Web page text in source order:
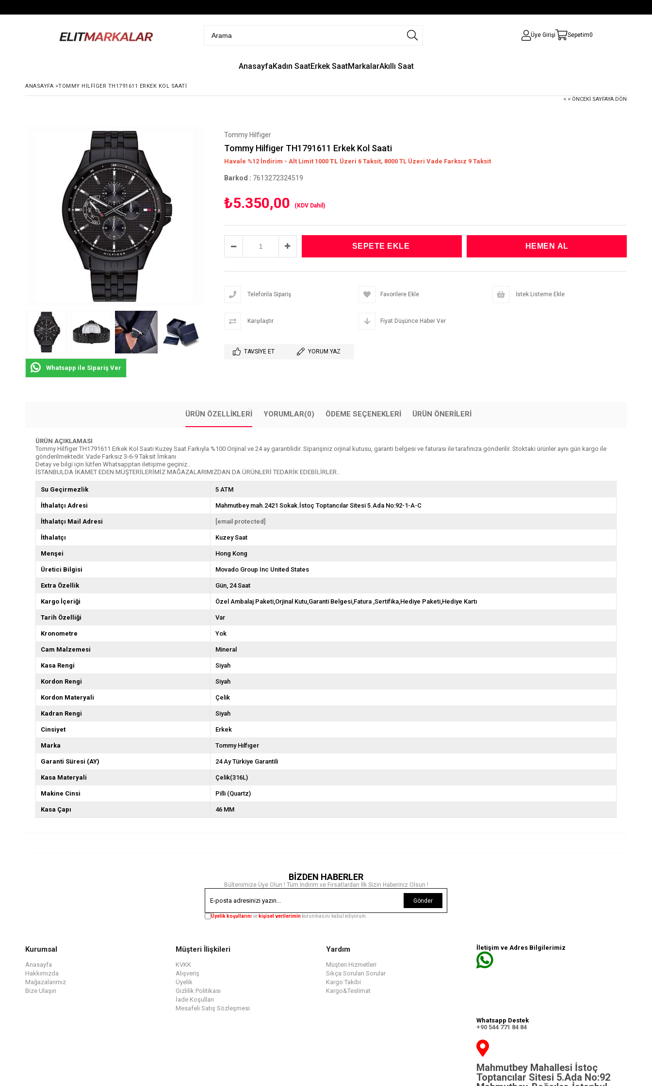
Üye Girişi Sepetim0
AnasayfaKadın SaatErkek SaatMarkalarAkıllı Saat
ANASAYFA >TOMMY HILFIGER TH1791611 ERKEK KOL SAATI
< < ÖNCEKI SAYFAYA DÖN
Whatsapp ile Sipariş Ver
Tommy Hilfiger
Tommy Hilfiger TH1791611 Erkek Kol Saati
Havale %12 İndirim - Alt Limit 1000 TL Üzeri 6 Taksit, 8000 TL Üzeri Vade Farksız 9 Taksit
Barkod : 7613272324519
₺5.350,00 (KDV Dahil)
Telefonla Sipariş Favorilere Ekle İstek Listeme Ekle
Karşılaştır Fiyat Düşünce Haber Ver
TAVSIYE ET YORUM YAZ
ÜRÜN ÖZELLIKLERI YORUMLAR(0) ÖDEME SEÇENEKLERI ÜRÜN ÖNERILERI
ÜRÜN AÇIKLAMASI
Tommy Hilfiger TH1791611 Erkek Kol Saati Kuzey Saat Farkıyla %100 Orijinal ve 24 ay garantilidir. Siparişiniz orjinal kutusu, garanti belgesi ve faturası ile tarafınıza gönderilir. Stoktaki ürünler aynı gün kargo ile
gönderilmektedir. Vade Farksız 3-6-9 Taksit İmkanı
Detay ve bilgi için lütfen Whatsapptan iletişime geçiniz..
İSTANBULDA İKAMET EDEN MÜŞTERİLERİMİZ MAĞAZALARIMIZDAN DA ÜRÜNLERİ TEDARİK EDEBİLİRLER..
Su Geçirmezlik 5 ATM
İthalatçı Adresi Mahmutbey mah.2421 Sokak.İstoç Toptancılar Sitesi 5.Ada No:92-1-A-C
İthalatçı Mail Adresi [email protected]
İthalatçı Kuzey Saat
Menşei Hong Kong
Üretici Bilgisi Movado Group Inc United States
Extra Özellik Gün 24 Saat
Kargo İçeriği Özel Ambalaj Paketi,Orjinal Kutu,Garanti Belgesi,Fatura ,Sertifika,Hediye Paketi,Hediye Kartı
Tarih Özelliği Var
Kronometre Yok
Cam Malzemesi Mineral
Kasa Rengi Siyah
Kordon Rengi Siyah
Kordon Materyali Çelik
Kadran Rengi Siyah
Cinsiyet Erkek
Marka Tommy Hılfıger
Garanti Süresi (AY) 24 Ay Türkiye Garantili
Kasa Materyali Çelik(316L)
Makine Cinsi Pilli (Quartz)
Kasa Çapı 46 MM
BİZDEN HABERLER
Bültenimize Üye Olun ! Tüm İndirim ve Fırsatlardan İlk Sizin Haberiniz Olsun !
Gönder
Üyelik koşullarınıve kişisel verilerimin korunmasını kabul ediyorum.
Kurumsal
Anasayfa
Hakkımızda
Mağazalarımız
Bize Ulaşın
Müşteri İlişkileri
KVKK
Alışveriş
Üyelik
Gizlilik Politikası
İade Koşulları
Mesafeli Satış Sözleşmesi
Yardım
Müşteri Hizmetleri
Sıkça Sorulan Sorular
Kargo Takibi
Kargo&Teslimat
İletişim ve Adres Bilgilerimiz
Whatsapp Destek
+90 544 771 84 84
Mahmutbey Mahallesi İstoç
Toptancılar Sitesi 5.Ada No:92